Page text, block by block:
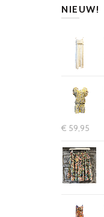
NIEUW!
€ 59,95